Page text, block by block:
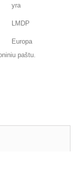
yra
LMDP
Europa
paštu.